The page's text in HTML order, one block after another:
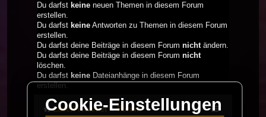
Du darfst keine neuen Themen in diesem Forum
erstellen.
Du darfst keine Antworten zu Themen in diesem Forum
erstellen.
Du darfst deine Beiträge in diesem Forum nichtändern.
Du darfst deine Beiträge in diesem Forum nicht
löschen.
Du darfst keine Dateianhänge in diesem Forum
erstellen.
LaserFreak.net Forum
Cookie-Einstellungen